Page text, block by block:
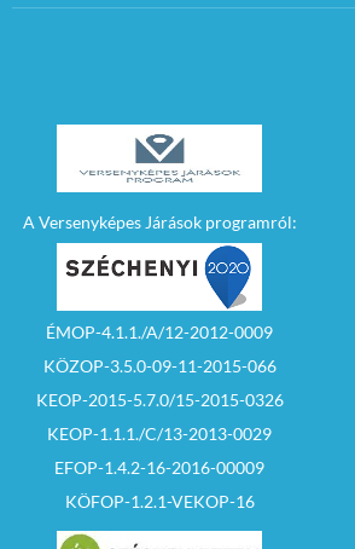
A Versenyképes Járások programról:
ÉMOP-4.1.1./A/12-2012-0009
KÖZOP-3.5.0-09-11-2015-066
KEOP-2015-5.7.0/15-2015-0326
KEOP-1.1.1./C/13-2013-0029
EFOP-1.4.2-16-2016-00009
KÖFOP-1.2.1-VEKOP-16